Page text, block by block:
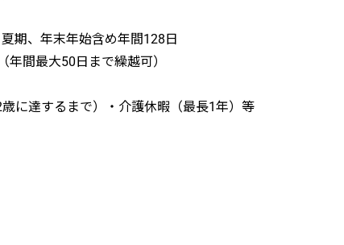
期、年末年始含め年間128日
間最大50日まで繰越可）
に達するまで）・介護休暇（最長1年）等